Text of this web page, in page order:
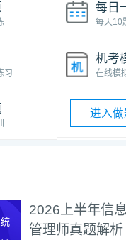
每日
每天10
习
机考
在线模
进入做
上半年信息系统
师真题解析